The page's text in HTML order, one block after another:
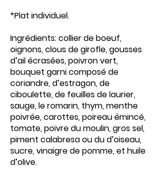
*Plat individuel.
Ingrédients: collier de boeuf,
oignons, clous de girofle, gousses
d’ail écrasées, poivron vert,
bouquet garni composé de
coriandre, d’estragon, de
ciboulette, de feuilles de laurier,
sauge, le romarin, thym, menthe
poivrée, carottes, poireau émincé,
tomate, poivre du moulin, gros sel,
piment calabresa ou du d’oiseau,
sucre, vinaigre de pomme, et huile
d’olive.